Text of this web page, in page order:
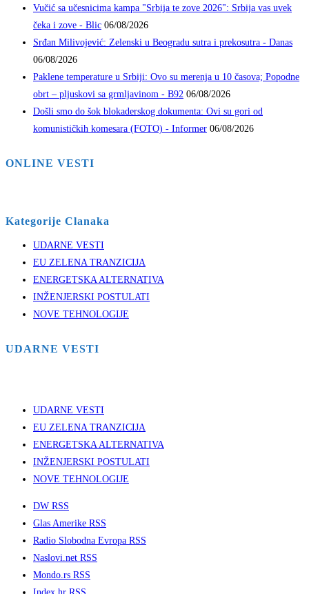
Vučić sa učesnicima kampa "Srbija te zove 2026": Srbija vas uvek
čeka i zove - Blic 06/08/2026
Srđan Milivojević: Zelenski u Beogradu sutra i prekosutra - Danas
06/08/2026
Paklene temperature u Srbiji: Ovo su merenja u 10 časova; Popodne
obrt – pljuskovi sa grmljavinom - B92 06/08/2026
Došli smo do šok blokaderskog dokumenta: Ovi su gori od
komunističkih komesara (FOTO) - Informer 06/08/2026
ONLINE VESTI
Kategorije Clanaka
UDARNE VESTI
EU ZELENA TRANZICIJA
ENERGETSKA ALTERNATIVA
INŽENJERSKI POSTULATI
NOVE TEHNOLOGIJE
UDARNE VESTI
UDARNE VESTI
EU ZELENA TRANZICIJA
ENERGETSKA ALTERNATIVA
INŽENJERSKI POSTULATI
NOVE TEHNOLOGIJE
DW RSS
Glas Amerike RSS
Radio Slobodna Evropa RSS
Naslovi.net RSS
Mondo.rs RSS